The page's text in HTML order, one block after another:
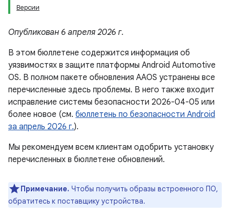
Версии
Опубликован 6 апреля 2026 г.
В этом бюллетене содержится информация об
уязвимостях в защите платформы Android Automotive
OS. В полном пакете обновления AAOS устранены все
перечисленные здесь проблемы. В него также входит
исправление системы безопасности 2026-04-05 или
более новое (см. бюллетень по безопасности Android
за апрель 2026 г.).
Мы рекомендуем всем клиентам одобрить установку
перечисленных в бюллетене обновлений.
Примечание. Чтобы получить образы встроенного ПО,
обратитесь к поставщику устройства.